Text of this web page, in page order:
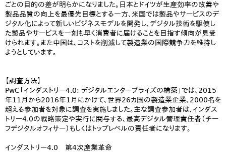
ごとの目的の差が明らかになりました。日本とドイツが生産効率の改善や
製品品質の向上を最優先目標とする一方、米国では製品やサービスのデ
ジタル化によって新しいビジネスモデルを開発し、デジタル技術を駆使し
た製品やサービスを一刻も早く消費者に届けることを目指す傾向が見受
けられます。また中国は、コストを削減して製造業の国際競争力を維持し
ようとしています。
【調査方法】
PwC「インダストリー4.0: デジタルエンタープライズの構築」では、2015
年11月から2016年1月にかけて、世界26カ国の製造業企業、2000名を
超える参加者を対象に調査を実施しました。主な調査参加者は、インダス
トリー4.0の戦略策定や実行に関与する、最高デジタル管理責任者（チー
フデジタルオフィサー）もしくはトップレベルの責任者になります。
インダストリー4.0 第4次産業革命